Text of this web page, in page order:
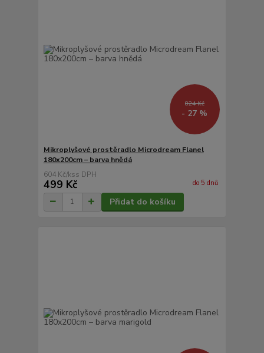
824 Kč
- 27 %
Mikroplyšové prostěradlo Microdream Flanel
180x200cm – barva hnědá
604 Kč/ks
499 Kč do 5 dnů
Přidat do košíku